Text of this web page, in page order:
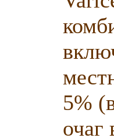
5%
очаг